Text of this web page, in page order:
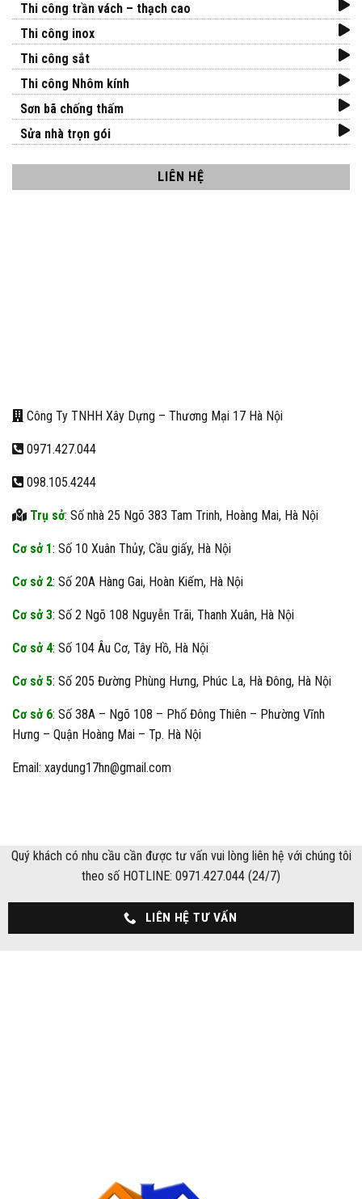
Thi công trần vách – thạch cao
Thi công inox
Thi công sắt
Thi công Nhôm kính
Sơn bã chống thấm
Sửa nhà trọn gói
LIÊN HỆ
Công Ty TNHH Xây Dựng – Thương Mại 17 Hà Nội
0971.427.044
098.105.4244
Trụ sở: Số nhà 25 Ngõ 383 Tam Trinh, Hoàng Mai, Hà Nội
Cơ sở 1: Số 10 Xuân Thủy, Cầu giấy, Hà Nội
Cơ sở 2: Số 20A Hàng Gai, Hoàn Kiếm, Hà Nội
Cơ sở 3: Số 2 Ngõ 108 Nguyễn Trãi, Thanh Xuân, Hà Nội
Cơ sở 4: Số 104 Âu Cơ, Tây Hồ, Hà Nội
Cơ sở 5: Số 205 Đường Phùng Hưng, Phúc La, Hà Đông, Hà Nội
Cơ sở 6: Số 38A – Ngõ 108 – Phố Đông Thiên – Phường Vĩnh
Hưng – Quận Hoàng Mai – Tp. Hà Nội
Email: xaydung17hn@gmail.com
Quý khách có nhu cầu cần được tư vấn vui lòng liên hệ với chúng tôi
theo số HOTLINE: 0971.427.044 (24/7)
LIÊN HỆ TƯ VẤN